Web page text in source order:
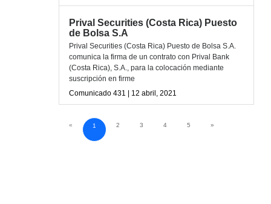
Prival Securities (Costa Rica) Puesto
de Bolsa S.A
Prival Securities (Costa Rica) Puesto de Bolsa S.A.
comunica la firma de un contrato con Prival Bank
(Costa Rica), S.A., para la colocación mediante
suscripción en firme
Comunicado 431 | 12 abril, 2021
« 1 2 3 4 5 »